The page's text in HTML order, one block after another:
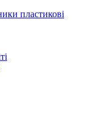
пластикові